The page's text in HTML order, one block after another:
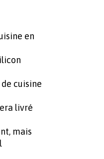
en
cuisine
livré
mais